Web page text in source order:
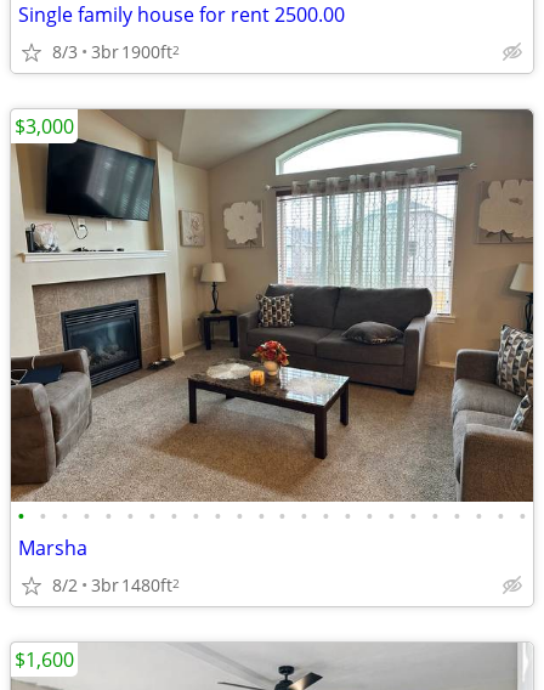
Single family house for rent 2500.00
8/3 3br1900ft2
• • • • • • • • • • • • • • • • • • • • • • • •
Marsha
8/2 3br1480ft2
$3,000
$1,600